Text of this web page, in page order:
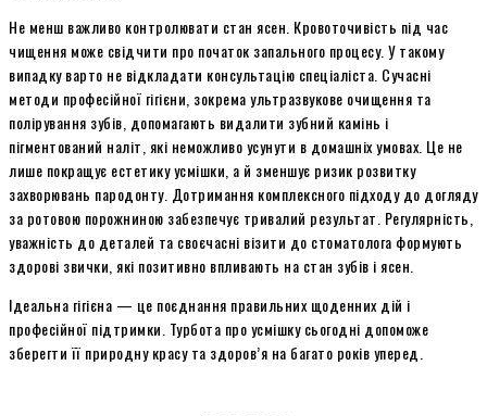
Не менш важливо контролювати стан ясен. Кровоточивість під час
чищення може свідчити про початок запального процесу. У такому
випадку варто не відкладати консультацію спеціаліста. Сучасні
методи професійної гігієни, зокрема ультразвукове очищення та
полірування зубів, допомагають видалити зубний камінь і
пігментований наліт, які неможливо усунути в домашніх умовах. Це не
лише покращує естетику усмішки, а й зменшує ризик розвитку
захворювань пародонту. Дотримання комплексного підходу до догляду
за ротовою порожниною забезпечує тривалий результат. Регулярність,
уважність до деталей та своєчасні візити до стоматолога формують
здорові звички, які позитивно впливають на стан зубів і ясен.
Ідеальна гігієна — це поєднання правильних щоденних дій і
професійної підтримки. Турбота про усмішку сьогодні допоможе
зберегти її природну красу та здоров’я на багато років уперед.